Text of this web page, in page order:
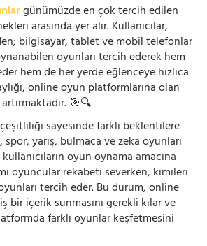
günümüzde en çok tercih edilen
arasında yer alır. Kullanıcılar,
bilgisayar, tablet ve mobil telefonlar
oyunları tercih ederek hem
hem de her yerde eğlenceye hızlıca
online oyun platformlarına olan
🎯🔍
sayesinde farklı beklentilere
yarış, bulmaca ve zeka oyunları
oyun oynama amacına
oyuncular rekabeti severken, kimileri
tercih eder. Bu durum, online
içerik sunmasını gerekli kılar ve
farklı oyunlar keşfetmesini